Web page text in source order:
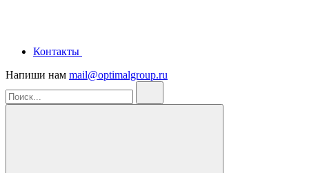
Контакты
Напиши нам mail@optimalgroup.ru